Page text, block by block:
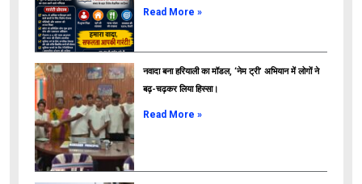
ads
Read More »
नवादा बना हरियाली का मॉडल, ‘नेम ट्री’ अभियान में लोगों ने
बढ़-चढ़कर लिया हिस्सा।
Read More »